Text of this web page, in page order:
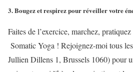
3. Bougez et respirez pour réveiller votre
Faites de l’exercice, marchez,
Somatic Yoga ! Rejoignez-moi tous
Jullien Dillens 1, Brussels 1060) pour